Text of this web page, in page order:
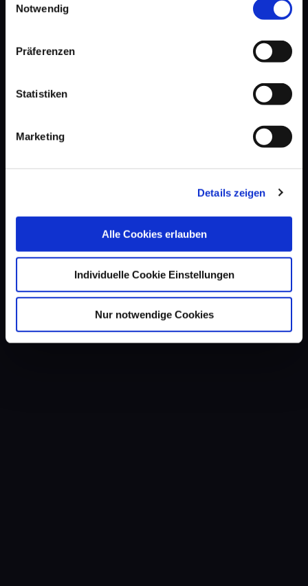
Cookies, wenn Sie unsere Webseite weiterhin nutzen.
Notwendig
Präferenzen
Statistiken
Marketing
Details zeigen
Alle Cookies erlauben
Individuelle Cookie Einstellungen
Nur notwendige Cookies